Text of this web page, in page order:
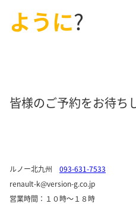
ように?
皆様のご予約をお待ち
ルノー北九州 093-631-7533
renault-k@version-g.co.jp
営業時間：１０時～１８時